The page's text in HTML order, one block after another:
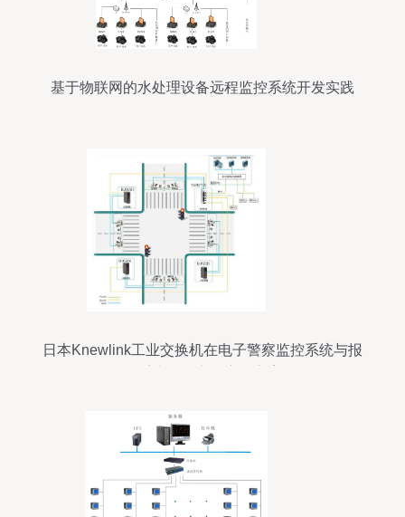
基于物联网的水处理设备远程监控系统开发实践
日本Knewlink工业交换机在电子警察监控系统与报